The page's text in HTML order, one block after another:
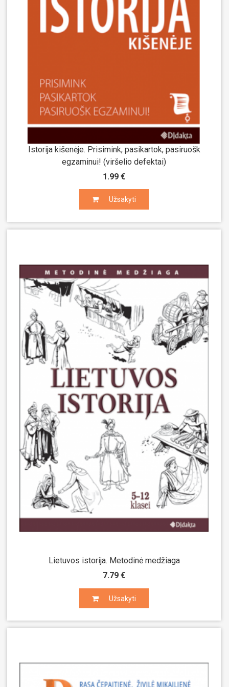
Istorija kišenėje. Prisimink, pasikartok, pasiruošk
egzaminui! (viršelio defektai)
1.99 €
Užsakyti
Užsakyti
Lietuvos istorija. Metodinė medžiaga
7.79 €
Užsakyti
Užsakyti